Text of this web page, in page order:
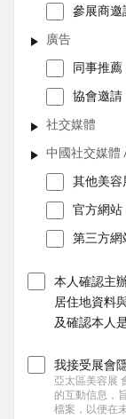
參展商邀
廣告
同事推薦
協會邀請
社交媒體
中國社交媒體
其他美容
官方網站
第三方網
本人確認主
居住地資料
及確認本人
我接受展會
亞太區美容展
的互動信息，
檔案，以便在